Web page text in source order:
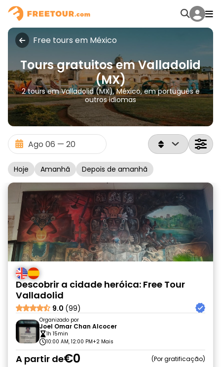
Free tours em México
Tours gratuitos em Valladolid
(MX)
2 tours em Valladolid (MX), México, em português e
outros idiomas
Hoje Amanhã Depois de amanhã
Descobrir a cidade heróica: Free Tour
Valladolid
9.0 (99)
Organizado por
Joel Omar Chan Alcocer
1h 15min
10:00 AM, 12:00 PM+2 Mais
A partir de€0 Por gratificação